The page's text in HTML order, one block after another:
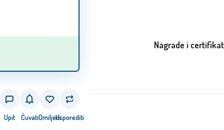
Upit ČuvatiOmiljeniUsporediti
Nagrade i